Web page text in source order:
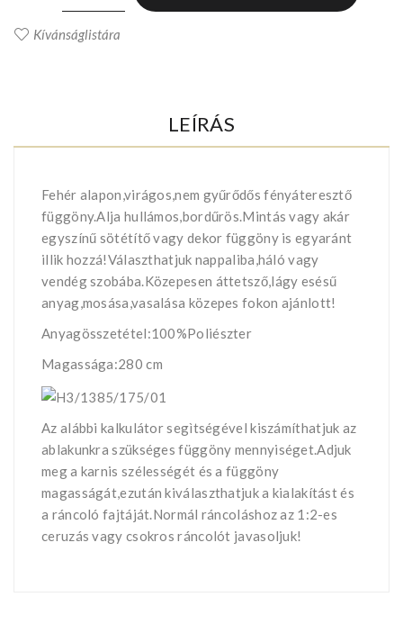
Kívánságlistára
LEÍRÁS
Fehér alapon,virágos,nem gyűrődős fényáteresztő
függöny.Alja hullámos,bordűrös.Mintás vagy akár
egyszínű sötétítő vagy dekor függöny is egyaránt
illik hozzá!Választhatjuk nappaliba,háló vagy
vendég szobába.Közepesen áttetsző,lágy esésű
anyag,mosása,vasalása közepes fokon ajánlott!
Anyagösszetétel:100%Poliészter
Magassága:280 cm
Az alábbi kalkulátor segìtségével kiszámíthatjuk az
ablakunkra szükséges függöny mennyiséget.Adjuk
meg a karnis szélességét és a függöny
magasságát,ezután kiválaszthatjuk a kialakítást és
a ráncoló fajtáját.Normál ráncoláshoz az 1:2-es
ceruzás vagy csokros ráncolót javasoljuk!